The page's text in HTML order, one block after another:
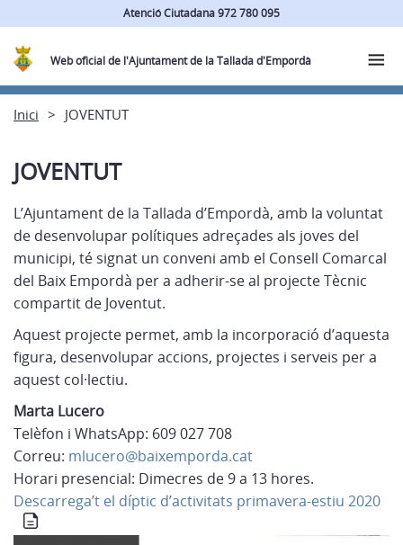
Atenció Ciutadana 972 780 095
Web oficial de l'Ajuntament de la Tallada d'Empordà
Inici JOVENTUT
JOVENTUT
L’Ajuntament de la Tallada d’Empordà, amb la voluntat
de desenvolupar polítiques adreçades als joves del
municipi, té signat un conveni amb el Consell Comarcal
del Baix Empordà per a adherir-se al projecte Tècnic
compartit de Joventut.
Aquest projecte permet, amb la incorporació d’aquesta
figura, desenvolupar accions, projectes i serveis per a
aquest col·lectiu.
Marta Lucero
Telèfon i WhatsApp: 609 027 708
Correu: mlucero@baixemporda.cat
Horari presencial: Dimecres de 9 a 13 hores.
Descarrega’t el díptic d’activitats primavera-estiu 2020